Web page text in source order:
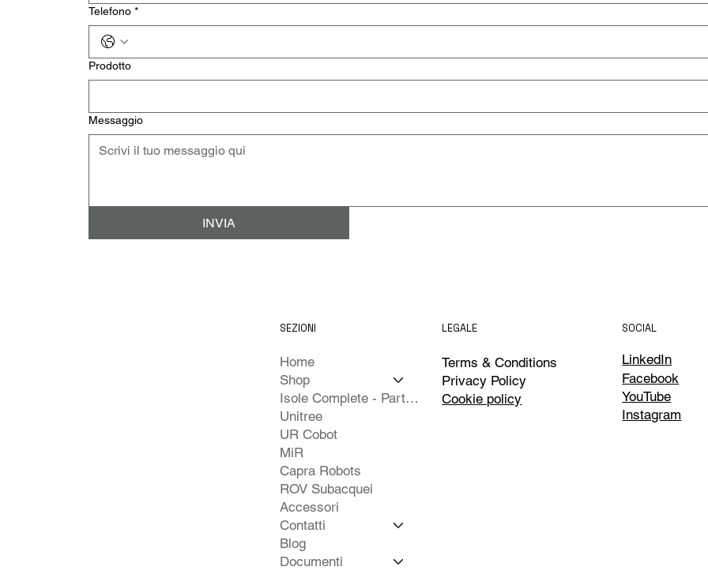
Telefono *
Prodotto
Messaggio
INVIA
SEZIONI
Home
Shop
Isole Complete - Partner
Unitree
UR Cobot
MiR
Capra Robots
ROV Subacquei
Accessori
Contatti
Blog
Documenti
LEGALE
Terms & Conditions
Privacy Policy
Cookie policy
SOCIAL
LinkedIn
Facebook
YouTube
Instagram